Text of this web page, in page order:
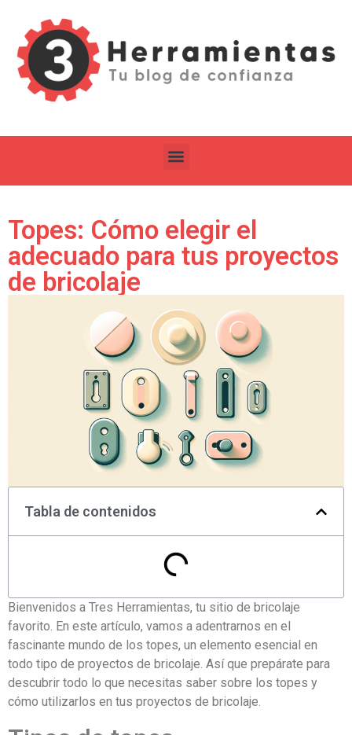
Topes: Cómo elegir el
adecuado para tus proyectos
de bricolaje
Tabla de contenidos
Bienvenidos a Tres Herramientas, tu sitio de bricolaje
favorito. En este artículo, vamos a adentrarnos en el
fascinante mundo de los topes, un elemento esencial en
todo tipo de proyectos de bricolaje. Así que prepárate para
descubrir todo lo que necesitas saber sobre los topes y
cómo utilizarlos en tus proyectos de bricolaje.